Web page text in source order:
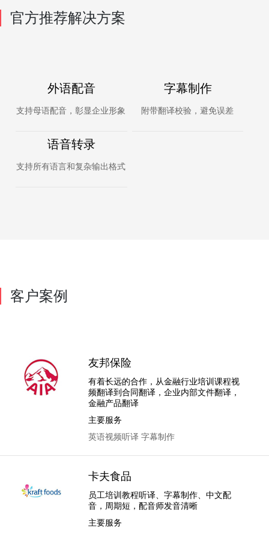
官方推荐解决方案
外语配音
支持母语配音，彰显企业形象
字幕制作
附带翻译校验，避免误差
语音转录
支持所有语言和复杂输出格式
客户案例
友邦保险
有着长远的合作，从金融行业培训课程视
频翻译到合同翻译，企业内部文件翻译，
金融产品翻译
主要服务
英语视频听译 字幕制作
卡夫食品
员工培训教程听译、字幕制作、中文配
音，周期短，配音师发音清晰
主要服务